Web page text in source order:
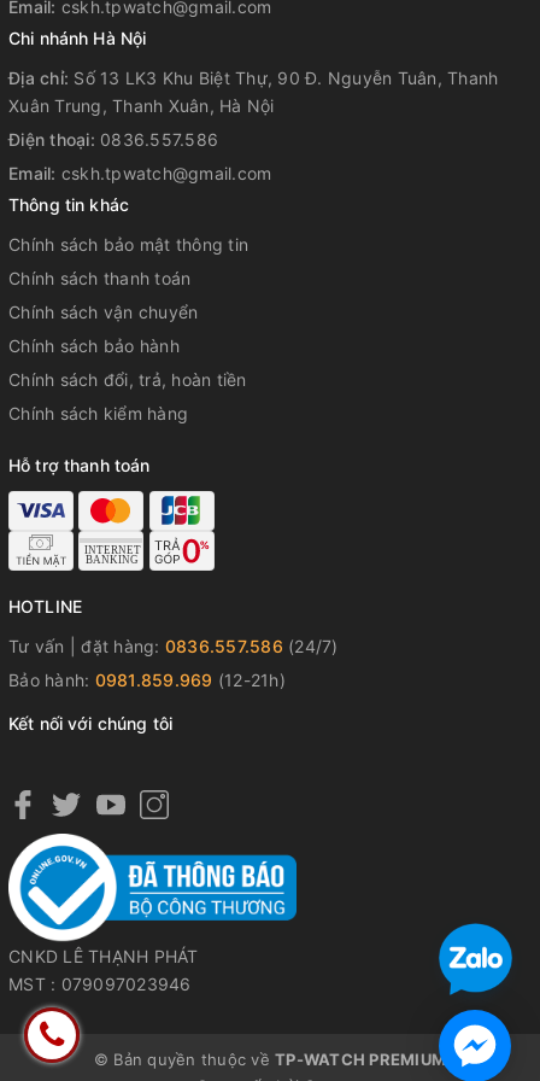
uy tín?
TP-Watch là thương hiệu đồng hồ được thành lập từ 2014
đến nay luôn được khách hàng tin tưởng vì độ uy tín và sự
tận tâm trong nghề. Là 1 trong những đơn vị tiên phong
trong công cuộc đẩy lùi hàng giả hơn 1 thập kỷ, chúng tôi tự
tin cam kết mang lại sự hài lòng cao nhất cho quý khách
hàng.
Từ năm 2023, TP-Watch tự hào trở thành 1 trong những đại
lý phân phối chính hãng thương hiệu
Việt Nam.
hành 5 nămnghiêm chỉnh để quý khách hàng yên tâm sử
dụng.
Email: cskh.tpwatch@gmail.com
Chi nhánh Hà Nội
Địa chỉ: Số 13 LK3 Khu Biệt Thự, 90 Đ. Nguyễn Tuân, Thanh
Xuân Trung, Thanh Xuân, Hà Nội
Điện thoại: 0836.557.586
Email: cskh.tpwatch@gmail.com
Thông tin khác
Chính sách bảo mật thông tin
Chính sách thanh toán
Chính sách vận chuyển
Chính sách bảo hành
Chính sách đổi, trả, hoàn tiền
Chính sách kiểm hàng
Hỗ trợ thanh toán
HOTLINE
Tư vấn | đặt hàng: 0836.557.586 (24/7)
Bảo hành: 0981.859.969 (12-21h)
Kết nối với chúng tôi
CNKD LÊ THẠNH PHÁT
MST : 079097023946
© Bản quyền thuộc vềTP-WATCH PREMIUM